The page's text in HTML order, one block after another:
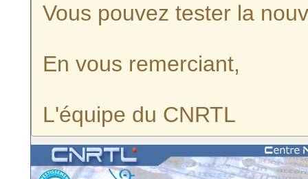
Vous pouvez tester la
En vous remerciant,
L'équipe du CNRTL